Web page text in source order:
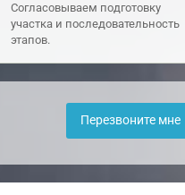
Согласовываем подготовку
участка и последовательность
этапов.
Перезвоните мне